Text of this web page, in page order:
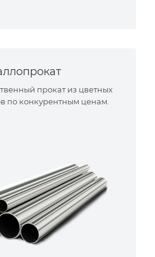
прокат из цветных
по конкурентным ценам.